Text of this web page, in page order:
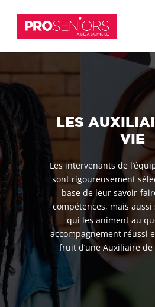
LES
VIE
Les intervenants de
sont rigoureusement
base de leur savoir-
compétences, mais
qui les animent au
accompagnement réussi
fruit d’une Auxiliaire de